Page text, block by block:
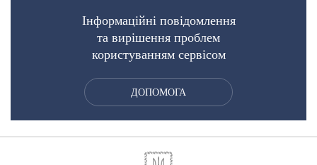
Інформаційні повідомлення
та вирішення проблем
користуванням сервісом
ДОПОМОГА